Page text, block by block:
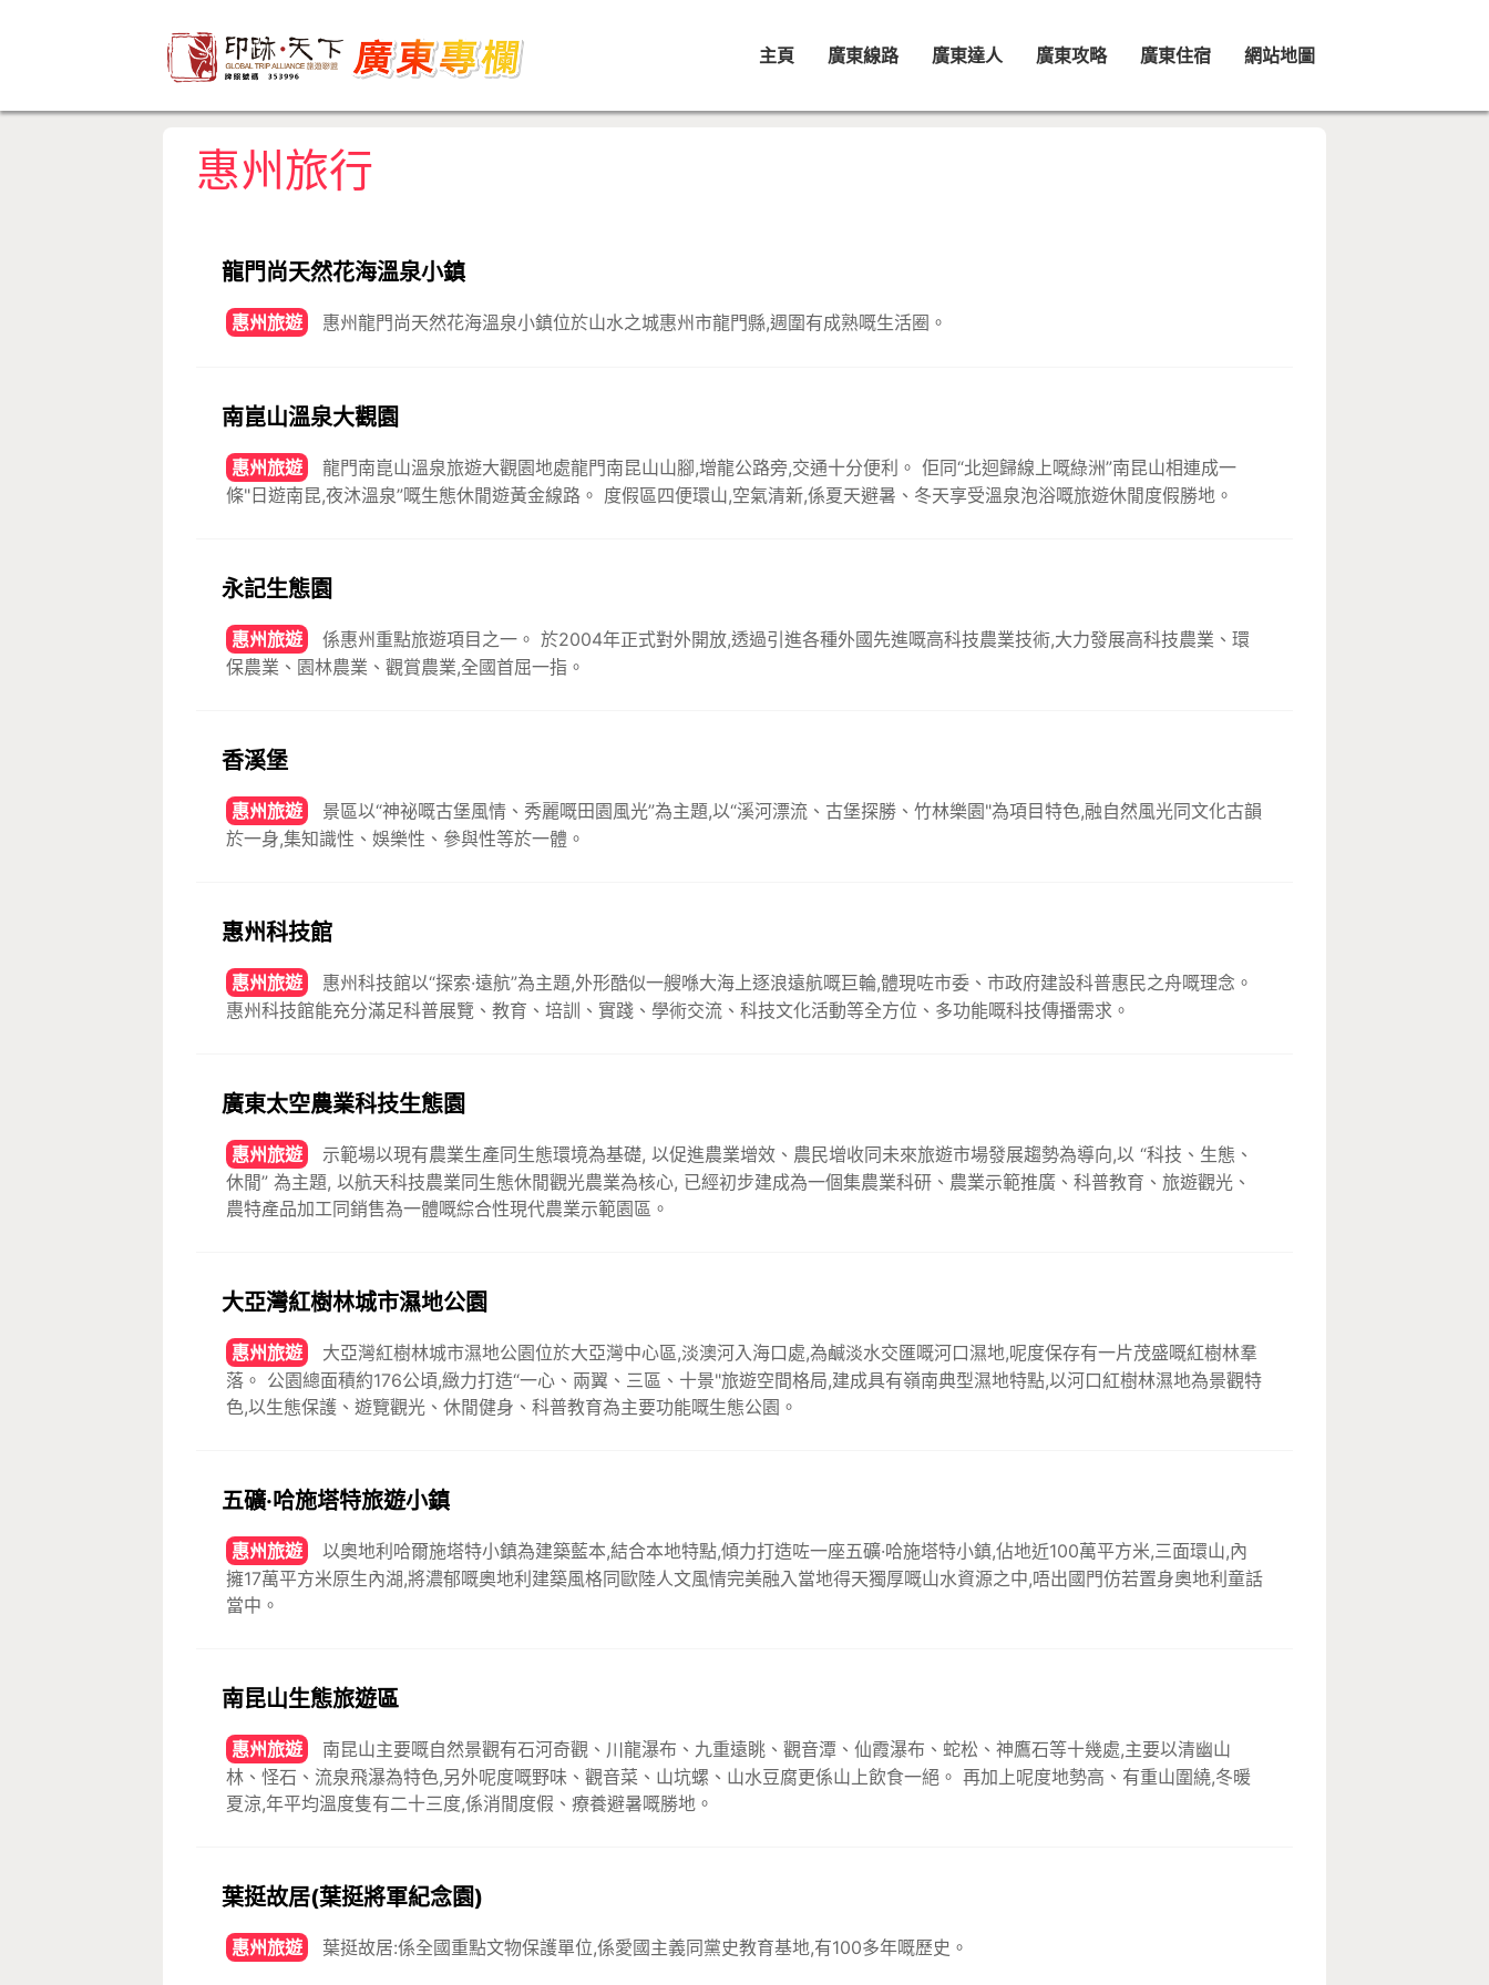
網站地圖
廣東住宿
廣東攻略
廣東達人
廣東線路
主頁
惠州旅行
龍門尚天然花海溫泉小鎮
惠州旅遊 惠州龍門尚天然花海溫泉小鎮位於山水之城惠州市龍門縣,週圍有成熟嘅生活圈。
南崑山溫泉大觀園
惠州旅遊
龍門南崑山溫泉旅遊大觀園地處龍門南昆山山腳,增龍公路旁,交通十分便利。 佢同“北迴歸線上嘅綠洲”南昆山相連成一
條"日遊南昆,夜沐溫泉”嘅生態休閒遊黃金線路。 度假區四便環山,空氣清新,係夏天避暑、冬天享受溫泉泡浴嘅旅遊休閒度假勝地。
永記生態園
惠州旅遊
係惠州重點旅遊項目之一。 於2004年正式對外開放,透過引進各種外國先進嘅高科技農業技術,大力發展高科技農業、環
保農業、園林農業、觀賞農業,全國首屈一指。
香溪堡
惠州旅遊
景區以“神祕嘅古堡風情、秀麗嘅田園風光”為主題,以“溪河漂流、古堡探勝、竹林樂園"為項目特色,融自然風光同文化古韻
於一身,集知識性、娛樂性、參與性等於一體。
惠州科技館
惠州旅遊
惠州科技館以“探索·遠航”為主題,外形酷似一艘喺大海上逐浪遠航嘅巨輪,體現咗市委、市政府建設科普惠民之舟嘅理念。
惠州科技館能充分滿足科普展覽、教育、培訓、實踐、學術交流、科技文化活動等全方位、多功能嘅科技傳播需求。
廣東太空農業科技生態園
惠州旅遊
示範場以現有農業生產同生態環境為基礎, 以促進農業增效、農民增收同未來旅遊市場發展趨勢為導向,以 “科技、生態、
休閒” 為主題, 以航天科技農業同生態休閒觀光農業為核心, 已經初步建成為一個集農業科研、農業示範推廣、科普教育、旅遊觀光、
農特產品加工同銷售為一體嘅綜合性現代農業示範園區。
大亞灣紅樹林城市濕地公園
惠州旅遊
大亞灣紅樹林城市濕地公園位於大亞灣中心區,淡澳河入海口處,為鹹淡水交匯嘅河口濕地,呢度保存有一片茂盛嘅紅樹林羣
落。 公園總面積約176公頃,緻力打造“一心、兩翼、三區、十景"旅遊空間格局,建成具有嶺南典型濕地特點,以河口紅樹林濕地為景觀特
色,以生態保護、遊覽觀光、休閒健身、科普教育為主要功能嘅生態公園。
五礦·哈施塔特旅遊小鎮
惠州旅遊
以奧地利哈爾施塔特小鎮為建築藍本,結合本地特點,傾力打造咗一座五礦·哈施塔特小鎮,佔地近100萬平方米,三面環山,內
擁17萬平方米原生內湖,將濃郁嘅奧地利建築風格同歐陸人文風情完美融入當地得天獨厚嘅山水資源之中,唔出國門仿若置身奧地利童話
當中。
南昆山生態旅遊區
惠州旅遊
南昆山主要嘅自然景觀有石河奇觀、川龍瀑布、九重遠眺、觀音潭、仙霞瀑布、蛇松、神鷹石等十幾處,主要以清幽山
林、怪石、流泉飛瀑為特色,另外呢度嘅野味、觀音菜、山坑螺、山水豆腐更係山上飲食一絕。 再加上呢度地勢高、有重山圍繞,冬暖
夏涼,年平均溫度隻有二十三度,係消閒度假、療養避暑嘅勝地。
葉挺故居(葉挺將軍紀念園)
惠州旅遊 葉挺故居:係全國重點文物保護單位,係愛國主義同黨史教育基地,有100多年嘅歷史。